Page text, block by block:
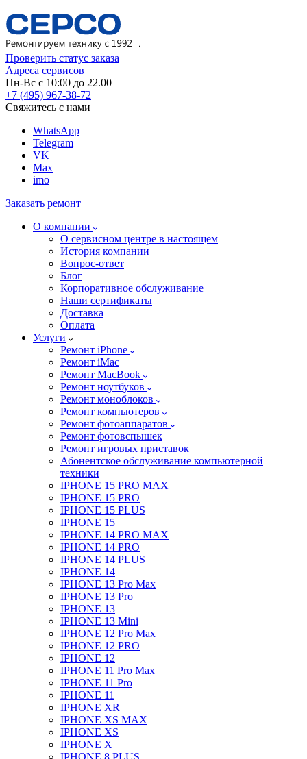
Проверить статус заказа
Адреса сервисов
Пн-Вс с 10:00 до 22.00
+7 (495) 967-38-72
Свяжитесь с нами
WhatsApp
Telegram
VK
Max
imo
Заказать ремонт
О компании
О сервисном центре в настоящем
История компании
Вопрос-ответ
Блог
Корпоративное обслуживание
Наши сертификаты
Доставка
Оплата
Услуги
Ремонт iPhone
Ремонт iMac
Ремонт MacBook
Ремонт ноутбуков
Ремонт моноблоков
Ремонт компьютеров
Ремонт фотоаппаратов
Ремонт фотовспышек
Ремонт игровых приставок
Абонентское обслуживание компьютерной
техники
IPHONE 15 PRO MAX
IPHONE 15 PRO
IPHONE 15 PLUS
IPHONE 15
IPHONE 14 PRO MAX
IPHONE 14 PRO
IPHONE 14 PLUS
IPHONE 14
IPHONE 13 Pro Max
IPHONE 13 Pro
IPHONE 13
IPHONE 13 Mini
IPHONE 12 Pro Max
IPHONE 12 PRO
IPHONE 12
IPHONE 11 Pro Max
IPHONE 11 Pro
IPHONE 11
IPHONE XR
IPHONE XS MAX
IPHONE XS
IPHONE X
IPHONE 8 PLUS